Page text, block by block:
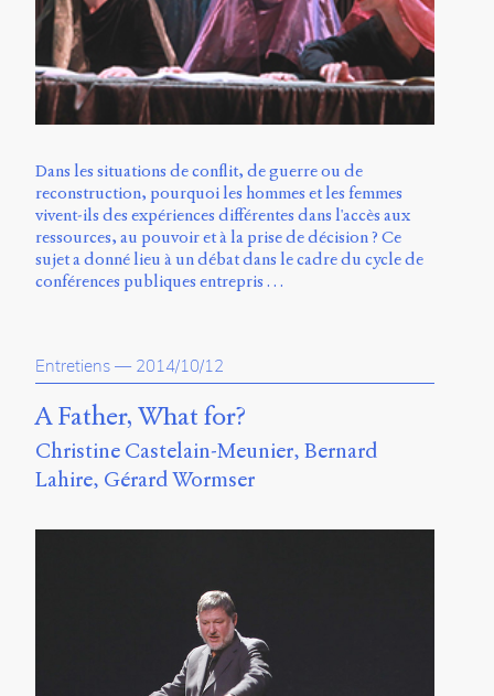
Dans les situations de conflit, de guerre ou de
reconstruction, pourquoi les hommes et les femmes
vivent-ils des expériences différentes dans l'accès aux
ressources, au pouvoir et à la prise de décision ? Ce
sujet a donné lieu à un débat dans le cadre du cycle de
conférences publiques entrepris …
Entretiens — 2014/10/12
A Father, What for?
Christine Castelain-Meunier Bernard
Lahire Gérard Wormser